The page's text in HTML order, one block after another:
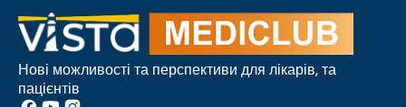
Нові можливості та перспективи для лікарів, та
пацієнтів